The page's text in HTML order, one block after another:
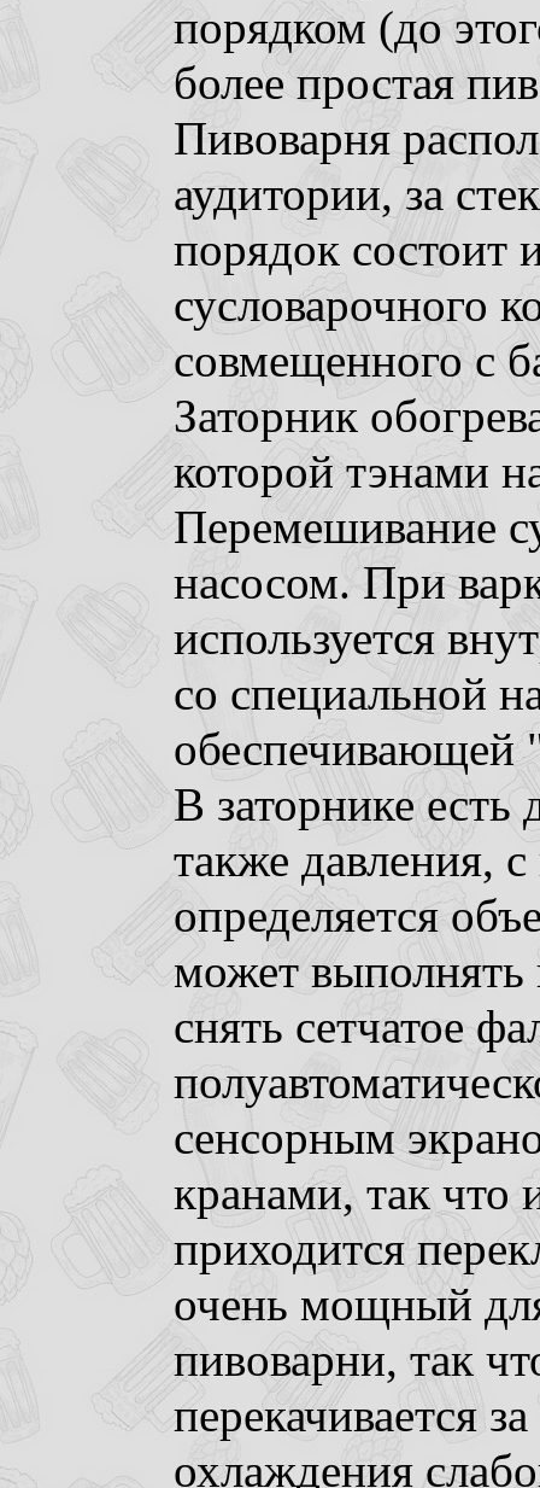
порядком (до
более простая
Пивоварня
аудитории, за
порядок состоит
сусловарочного
совмещенного с
Заторник
которой тэнами
Перемешивание
насосом. При
используется
со специальной
обеспечивающей
В заторнике есть
также давления,
определяется
может выполнять
снять сетчатое
сенсорным
кранами, так что
приходится
очень мощный
пивоварни, так
перекачивается
охлаждения